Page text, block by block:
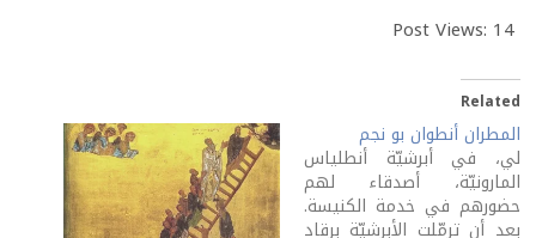
Post Views: 14
Related
المطران أنطوان بو نجم
لي، في أبرشيّة أنطلياس
المارونيّة، أصدقاء لهم
حضورهم في خدمة الكنيسة.
بعد أن ترمّلت الأبرشيّة برقاد